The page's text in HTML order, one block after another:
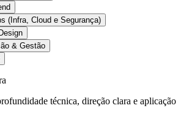
(Infra, Cloud e Segurança)
& Gestão
técnica, direção clara e aplicação